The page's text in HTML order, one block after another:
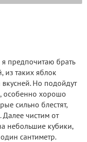
предпочитаю брать
из таких яблок
вкусней. Но подойдут
особенно хорошо
сильно блестят,
чистим от
небольшие кубики,
сантиметр.